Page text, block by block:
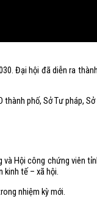
Đại hội đã diễn ra
phố, Sở Tư pháp,
Hội công chứng viên
kinh tế – xã hội.
nhiệm kỳ mới.